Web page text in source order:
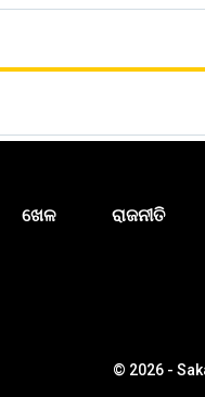
ଖେଳ ରାଜନୀତି
© 2026 -